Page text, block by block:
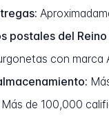
postales del Reino
con marca
Más de 100,000